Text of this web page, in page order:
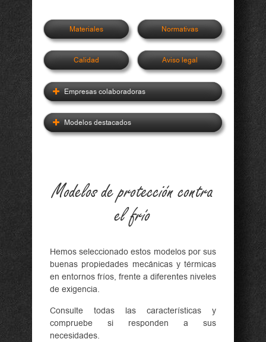
Materiales Normativas
Calidad Aviso legal
Empresas colaboradoras
Modelos destacados
Modelos de protección contra
el frío
Hemos seleccionado estos modelos por sus
buenas propiedades mecánicas y térmicas
en entornos fríos, frente a diferentes niveles
de exigencia.
Consulte todas las características y
compruebe si responden a sus
necesidades.